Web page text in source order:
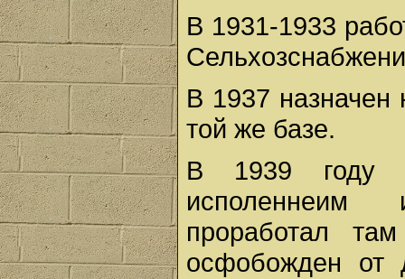
В 1931-1933
В 1937 назначен
той же базе.
В 1939 году
исполеннеим
проработал
осфобожден от